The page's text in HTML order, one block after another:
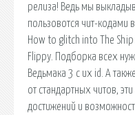
релиза! Ведь мы
пользовотся чит-кодами
How to glitch into The Ship
Flippy. Подборка всех
Ведьмака 3 с их id. А
от стандартных читов,
достижений и